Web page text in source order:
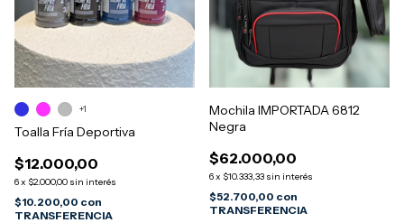
Toalla Fría Deportiva
$12.000,00
6x $2.000,00 sin interés
$10.200,00 con
TRANSFERENCIA
+1
Mochila IMPORTADA 6812
Negra
$62.000,00
6x $10.333,33 sin interés
$52.700,00 con
TRANSFERENCIA